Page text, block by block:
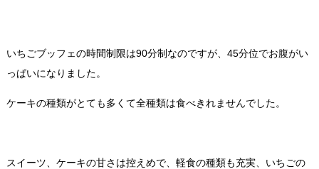
いちごブッフェの時間制限は90分制なのですが、45分位でお腹がい
っぱいになりました。
ケーキの種類がとても多くて全種類は食べきれませんでした。
スイーツ、ケーキの甘さは控えめで、軽食の種類も充実、いちごの